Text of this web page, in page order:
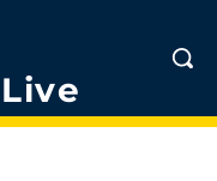
Live